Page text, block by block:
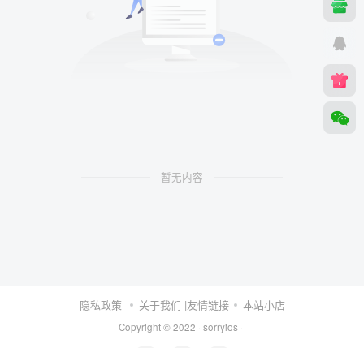
暂无内容
隐私政策 关于我们 |友情链接 本站小店
Copyright © 2022 · sorryios ·